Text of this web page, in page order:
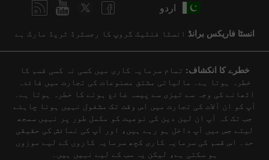
اردو
انسٹا فاریکس برانڈ انسٹا فنٹیک گروپ کا رجسٹرڈ ٹریڈ مارک ہے
خطرے کا انکشاف: تمام سرمایہ کاری میں کسی نہ کسی قسم کا
خطرہ ہوتا ہے۔ مالیاتی مشتق مصنوعات کی تجارت میں فائدہ
اٹھانے کی وجہ سے تیزی سے پیسہ ضائع ہونے کا خطرہ ہوتا ہے۔
آپ کو ان آلات کی تجارت میں اس وقت تک مشغول نہیں ہونا چاہئے
جب تک کہ آپ ان لین دین کی نوعیت کو مکمل طور پر نہیں سمجھ
لیتے جس میں آپ داخل ہو رہے ہیں، اور آپ کی نمائش کی حقیقی
حد۔ اس قسم کی سرمایہ کاری کچھ سرمایہ کاروں کے لیے موزوں
ہو سکتی ہے، لیکن یہ سب کے لیے نہیں ہیں۔